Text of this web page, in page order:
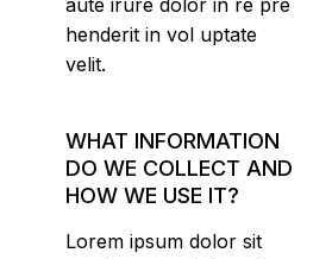
aute irure dolor in re pre
henderit in vol uptate
velit.
WHAT INFORMATION
DO WE COLLECT AND
HOW WE USE IT?
Lorem ipsum dolor sit